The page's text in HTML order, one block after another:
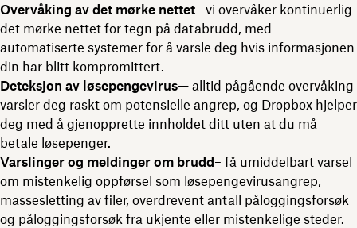
Overvåking av det mørke nettet– vi overvåker kontinuerlig
det mørke nettet for tegn på databrudd, med
automatiserte systemer for å varsle deg hvis informasjonen
din har blitt kompromittert.
Deteksjon av løsepengevirus— alltid pågående overvåking
varsler deg raskt om potensielle angrep, og Dropbox hjelper
deg med å gjenopprette innholdet ditt uten at du må
betale løsepenger.
Varslinger og meldinger om brudd– få umiddelbart varsel
om mistenkelig oppførsel som løsepengevirusangrep,
massesletting av filer, overdrevent antall påloggingsforsøk
og påloggingsforsøk fra ukjente eller mistenkelige steder.